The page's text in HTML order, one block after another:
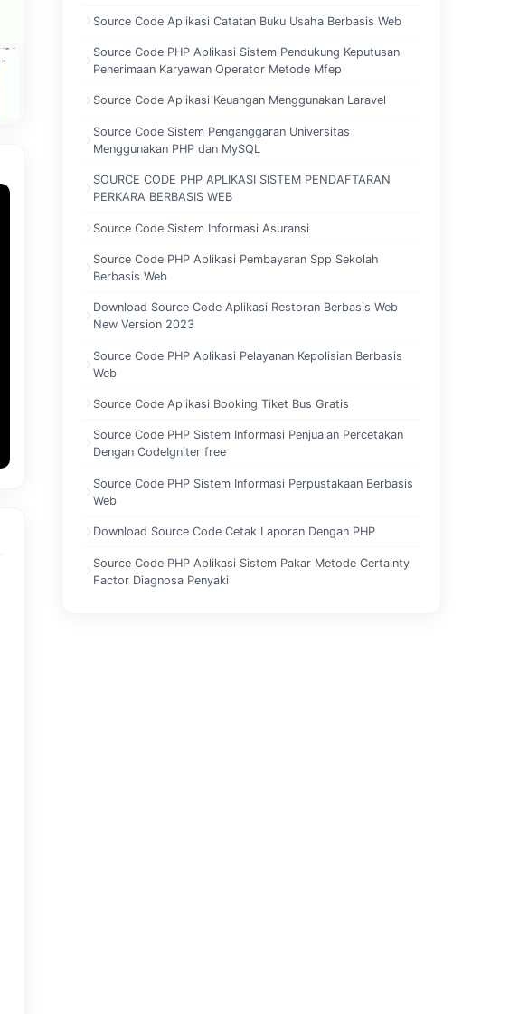
Source Code Aplikasi Catatan Buku Usaha Berbasis Web
Source Code PHP Aplikasi Sistem Pendukung Keputusan
Penerimaan Karyawan Operator Metode Mfep
Source Code Aplikasi Keuangan Menggunakan Laravel
Source Code Sistem Penganggaran Universitas
Menggunakan PHP dan MySQL
SOURCE CODE PHP APLIKASI SISTEM PENDAFTARAN
PERKARA BERBASIS WEB
Source Code Sistem Informasi Asuransi
Source Code PHP Aplikasi Pembayaran Spp Sekolah
Berbasis Web
Download Source Code Aplikasi Restoran Berbasis Web
New Version 2023
Source Code PHP Aplikasi Pelayanan Kepolisian Berbasis
Web
Source Code Aplikasi Booking Tiket Bus Gratis
Source Code PHP Sistem Informasi Penjualan Percetakan
Dengan CodeIgniter free
Source Code PHP Sistem Informasi Perpustakaan Berbasis
Web
Download Source Code Cetak Laporan Dengan PHP
Source Code PHP Aplikasi Sistem Pakar Metode Certainty
Factor Diagnosa Penyaki